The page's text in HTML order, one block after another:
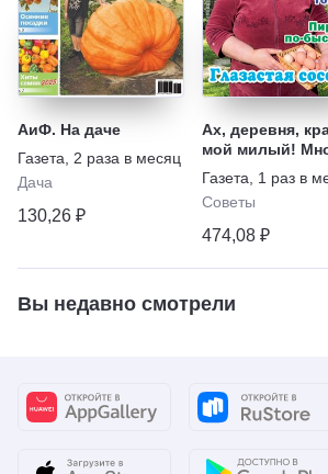
АиФ. На даче
Газета
2 раза в месяц
Дача
130,26 ₽
Ах, деревня,
мой милый!
хороших
увлекательные
истории
Газета
1 раз в
Советы
474,08 ₽
Вы недавно смотрели